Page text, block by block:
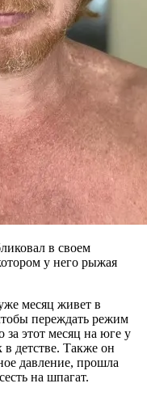
в своем
у него рыжая
месяц живет в
переждать режим
этот месяц на юге у
детстве. Также он
давление, прошла
на шпагат.